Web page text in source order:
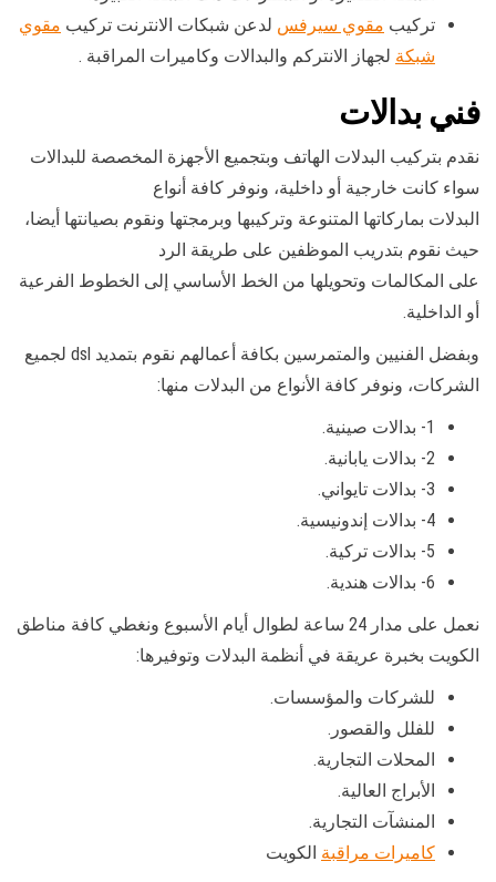
تركيب مقوي سيرفس لدعن شبكات الانترنت تركيب مقوي
شبكة لجهاز الانتركم والبدالات وكاميرات المراقبة .
فني بدالات
نقدم بتركيب البدلات الهاتف وبتجميع الأجهزة المخصصة للبدالات
سواء كانت خارجية أو داخلية، ونوفر كافة أنواع
البدلات بماركاتها المتنوعة وتركيبها وبرمجتها ونقوم بصيانتها أيضا،
حيث نقوم بتدريب الموظفين على طريقة الرد
على المكالمات وتحويلها من الخط الأساسي إلى الخطوط الفرعية
أو الداخلية.
وبفضل الفنيين والمتمرسين بكافة أعمالهم نقوم بتمديد dsl لجميع
الشركات، ونوفر كافة الأنواع من البدلات منها:
1- بدالات صينية.
2- بدالات يابانية.
3- بدالات تايواني.
4- بدالات إندونيسية.
5- بدالات تركية.
6- بدالات هندية.
نعمل على مدار 24 ساعة لطوال أيام الأسبوع ونغطي كافة مناطق
الكويت بخبرة عريقة في أنظمة البدلات وتوفيرها:
للشركات والمؤسسات.
للفلل والقصور.
المحلات التجارية.
الأبراج العالية.
المنشآت التجارية.
كاميرات مراقبة الكويت